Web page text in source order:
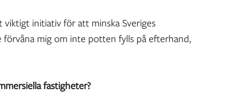
initiativ för att minska Sveriges
förvåna mig om inte potten fylls på efterhand,
fastigheter?